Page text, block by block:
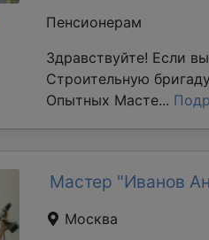
Пенсионерам
Здравствуйте! Если
Строительную
Опытных Масте...
Мастер "Иванов
Москва